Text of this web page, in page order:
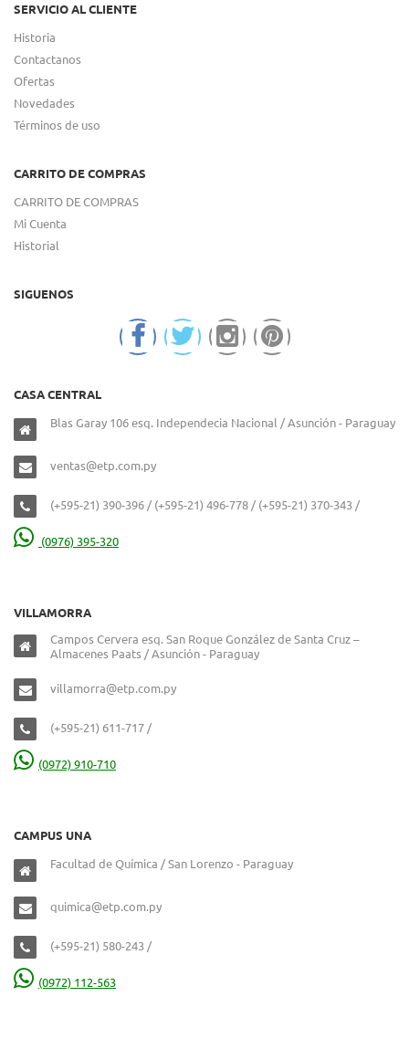
SERVICIO AL CLIENTE
Historia
Contactanos
Ofertas
Novedades
Términos de uso
CARRITO DE COMPRAS
CARRITO DE COMPRAS
Mi Cuenta
Historial
SIGUENOS
CASA CENTRAL
Blas Garay 106 esq. Independecia Nacional / Asunción - Paraguay
ventas@etp.com.py
(+595-21) 390-396 / (+595-21) 496-778 / (+595-21) 370-343 /
(0976) 395-320
VILLAMORRA
Campos Cervera esq. San Roque González de Santa Cruz –
Almacenes Paats / Asunción - Paraguay
villamorra@etp.com.py
(+595-21) 611-717 /
(0972) 910-710
CAMPUS UNA
Facultad de Química / San Lorenzo - Paraguay
quimica@etp.com.py
(+595-21) 580-243 /
(0972) 112-563